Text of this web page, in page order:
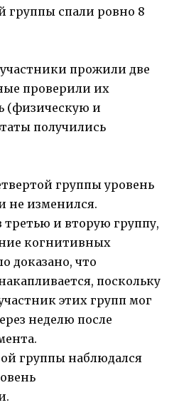
группы спали ровно 8
прожили две
проверили их
(физическую и
получились
группы уровень
не изменился.
третью и вторую группу,
когнитивных
доказано, что
поскольку
этих групп мог
неделю после
группы наблюдался